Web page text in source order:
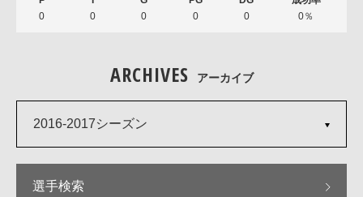
0 0 0 0 0 0％
ARCHIVES アーカイブ
2016-2017シーズン
選手検索